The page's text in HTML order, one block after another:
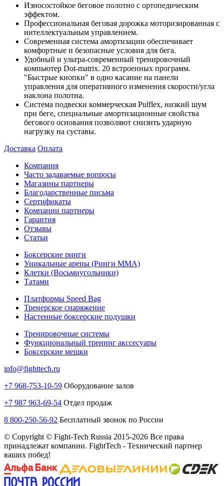
Износостойкое беговое полотно с ортопедическим
эффектом.
Профессиональная беговая дорожка моторизированная с
интеллектуальным управлением.
Современная система амортизации обеспечивает
комфортные и безопасные условия для бега.
Удобный и ультра-современный тренировочный
компьютер Dot-matrix. 20 встроенных программ.
"Быстрые кнопки" в одно касание на панели
управления для оперативного изменения скорости/угла
наклона полотна.
Система подвески коммерческая Pulflex, низкий шум
при беге, специальные амортизационные свойства
бегового основания позволяют снизить ударную
нагрузку на суставы.
Доставка Оплата
Компания
Часто задаваемые вопросы
Магазины партнеры
Благодарственные письма
Сертификаты
Компании партнеры
Гарантия
Отзывы
Статьи
Боксерские ринги
Уникальные арены (Ринги ММА)
Клетки (Восьмиугольники)
Татами
Платформы Speed Bag
Тренерское снаряжение
Настенные боксерские подушки
Тренировочные системы
Функциональный тренинг акссесуары
Боксерские мешки
info@fighttech.ru
+7 968-753-10-59 Оборудование залов
+7 987 963-69-54 Отдел продаж
8 800-250-56-92 Бесплатный звонок по России
© Copyright © Fight-Tech Russia 2015-2026 Все права
принадлежат компании. FightTech - Технический партнер
ваших побед!